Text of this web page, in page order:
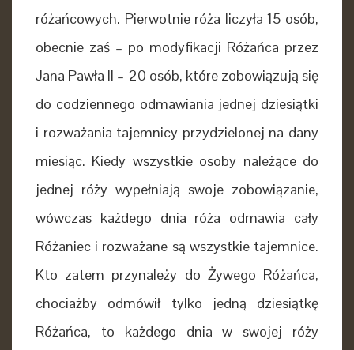
różańcowych. Pierwotnie róża liczyła 15 osób,
obecnie zaś – po modyfikacji Różańca przez
Jana Pawła II – 20 osób, które zobowiązują się
do codziennego odmawiania jednej dziesiątki
i rozważania tajemnicy przydzielonej na dany
miesiąc. Kiedy wszystkie osoby należące do
jednej róży wypełniają swoje zobowiązanie,
wówczas każdego dnia róża odmawia cały
Różaniec i rozważane są wszystkie tajemnice.
Kto zatem przynależy do Żywego Różańca,
chociażby odmówił tylko jedną dziesiątkę
Różańca, to każdego dnia w swojej róży